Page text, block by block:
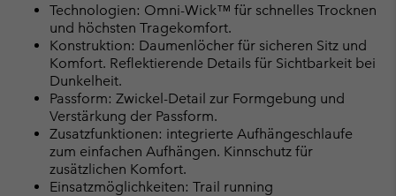
Technologien: Omni-Wick™ für schnelles Trocknen
und höchsten Tragekomfort.
Konstruktion: Daumenlöcher für sicheren Sitz und
Komfort. Reflektierende Details für Sichtbarkeit bei
Dunkelheit.
Passform: Zwickel-Detail zur Formgebung und
Verstärkung der Passform.
Zusatzfunktionen: integrierte Aufhängeschlaufe
zum einfachen Aufhängen. Kinnschutz für
zusätzlichen Komfort.
Einsatzmöglichkeiten: Trail running